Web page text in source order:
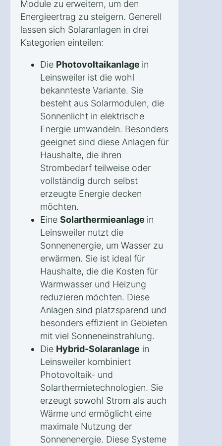
Module zu erweitern, um den
Energieertrag zu steigern. Generell
lassen sich Solaranlagen in drei
Kategorien einteilen:
Die Photovoltaikanlage in
Leinsweiler ist die wohl
bekannteste Variante. Sie
besteht aus Solarmodulen, die
Sonnenlicht in elektrische
Energie umwandeln. Besonders
geeignet sind diese Anlagen für
Haushalte, die ihren
Strombedarf teilweise oder
vollständig durch selbst
erzeugte Energie decken
möchten.
Eine Solarthermieanlage in
Leinsweiler nutzt die
Sonnenenergie, um Wasser zu
erwärmen. Sie ist ideal für
Haushalte, die die Kosten für
Warmwasser und Heizung
reduzieren möchten. Diese
Anlagen sind platzsparend und
besonders effizient in Gebieten
mit viel Sonneneinstrahlung.
Die Hybrid-Solaranlage in
Leinsweiler kombiniert
Photovoltaik- und
Solarthermietechnologien. Sie
erzeugt sowohl Strom als auch
Wärme und ermöglicht eine
maximale Nutzung der
Sonnenenergie. Diese Systeme